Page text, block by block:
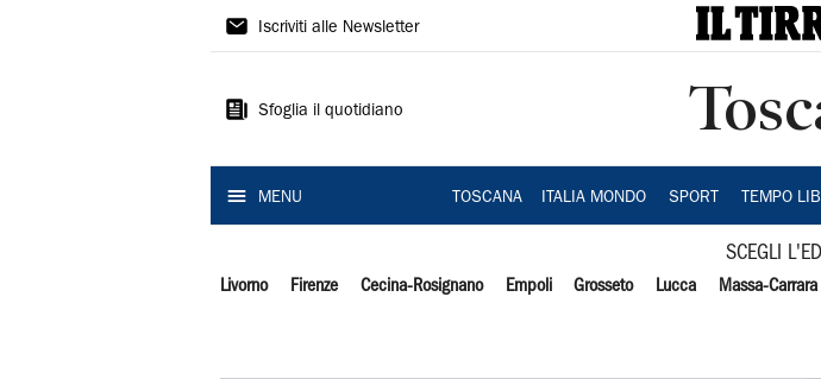
Il
Iscriviti alle Newsletter
Sfoglia il quotidiano
MENU TOSCANA ITALIA MONDO SPORT TEMPO
SCEGLI
Livorno Firenze Cecina-Rosignano Empoli Grosseto Lucca Massa-Carrara